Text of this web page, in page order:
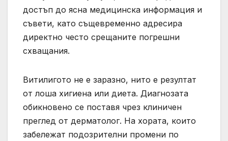
достъп до ясна медицинска информация и
съвети, като същевременно адресира
директно често срещаните погрешни
схващания.
Витилигото не е заразно, нито е резултат
от лоша хигиена или диета. Диагнозата
обикновено се поставя чрез клиничен
преглед от дерматолог. На хората, които
забележат подозрителни промени по